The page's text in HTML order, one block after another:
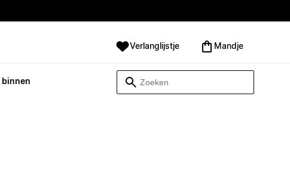
binnen
Verlanglijstje Mandje